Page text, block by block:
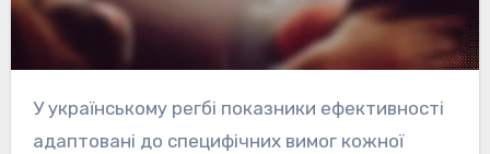
У українському регбі показники ефективності
адаптовані до специфічних вимог кожної